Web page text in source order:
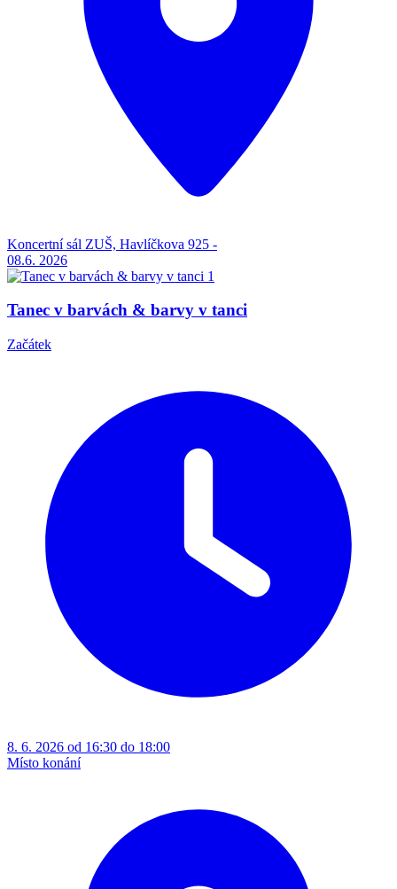
Koncertní sál ZUŠ, Havlíčkova 925 -
08.6. 2026
Tanec v barvách & barvy v tanci
Začátek
8. 6. 2026 od 16:30 do 18:00
Místo konání